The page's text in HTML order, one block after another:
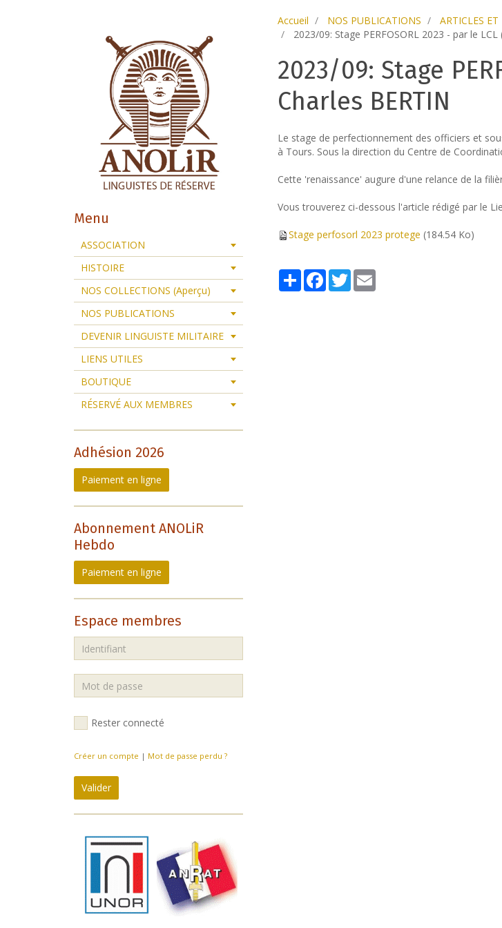
Accueil NOS PUBLICATIONS
ARTICLES ET
2023/09: Stage PERFOSORL 2023 - par le
2023/09: Stage
Charles BERTIN
Le stage de perfectionnement des officiers et
à Tours. Sous la direction du Centre de
Cette 'renaissance' augure d'une relance de la
Vous trouverez ci-dessous l'article rédigé par le
Stage perfosorl 2023 protege (184.54 Ko)
PartagerFacebook
Twitter
Menu
ASSOCIATION
HISTOIRE
NOS COLLECTIONS (Aperçu)
NOS PUBLICATIONS
DEVENIR LINGUISTE MILITAIRE
LIENS UTILES
BOUTIQUE
RÉSERVÉ AUX MEMBRES
Adhésion 2026
Paiement en ligne
Abonnement ANOLiR
Hebdo
Paiement en ligne
Espace membres
Rester connecté
Créer un compte | Mot de passe perdu ?
Valider